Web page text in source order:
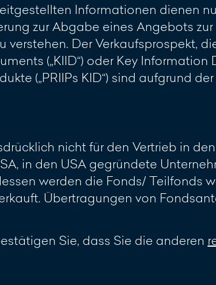
Informationen dienen
zur Abgabe eines Angebots
Der Verkaufsprospekt,
(„KIID“) oder Key
(„PRIIPs KID“) sind aufgrund
nicht für den Vertrieb in
in den USA gegründete
werden die Fonds/ Teilfonds
Übertragungen von
Sie, dass Sie die anderen